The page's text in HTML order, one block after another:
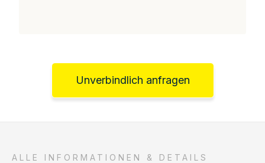
Unverbindlich anfragen
ALLE INFORMATIONEN & DETAILS